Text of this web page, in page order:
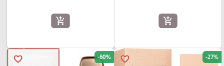
add_shopping_cart
add_shopping_cart
favorite_border -27%
favorite_border -60%